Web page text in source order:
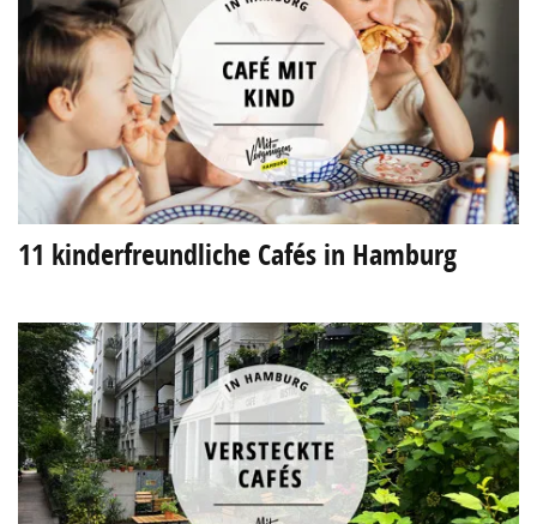
11 kinderfreundliche Cafés in Hamburg